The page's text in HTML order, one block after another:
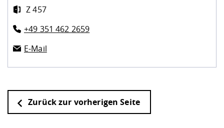
Z 457
+49 351 462 2659
E-Mail
Zurück zur vorherigen Seite